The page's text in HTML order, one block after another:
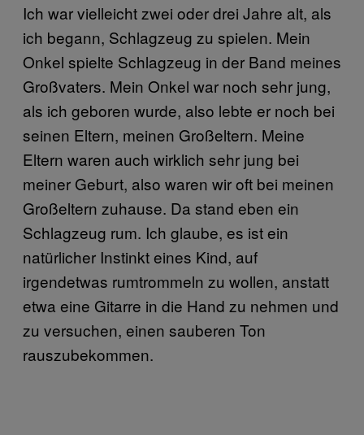
Ich war vielleicht zwei oder drei Jahre alt, als
ich begann, Schlagzeug zu spielen. Mein
Onkel spielte Schlagzeug in der Band meines
Großvaters. Mein Onkel war noch sehr jung,
als ich geboren wurde, also lebte er noch bei
seinen Eltern, meinen Großeltern. Meine
Eltern waren auch wirklich sehr jung bei
meiner Geburt, also waren wir oft bei meinen
Großeltern zuhause. Da stand eben ein
Schlagzeug rum. Ich glaube, es ist ein
natürlicher Instinkt eines Kind, auf
irgendetwas rumtrommeln zu wollen, anstatt
etwa eine Gitarre in die Hand zu nehmen und
zu versuchen, einen sauberen Ton
rauszubekommen.